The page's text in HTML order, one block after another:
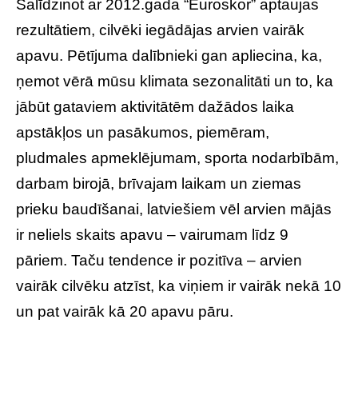
Salīdzinot ar 2012.gada “Euroskor” aptaujas
rezultātiem, cilvēki iegādājas arvien vairāk
apavu. Pētījuma dalībnieki gan apliecina, ka,
ņemot vērā mūsu klimata sezonalitāti un to, ka
jābūt gataviem aktivitātēm dažādos laika
apstākļos un pasākumos, piemēram,
pludmales apmeklējumam, sporta nodarbībām,
darbam birojā, brīvajam laikam un ziemas
prieku baudīšanai, latviešiem vēl arvien mājās
ir neliels skaits apavu – vairumam līdz 9
pāriem. Taču tendence ir pozitīva – arvien
vairāk cilvēku atzīst, ka viņiem ir vairāk nekā 10
un pat vairāk kā 20 apavu pāru.